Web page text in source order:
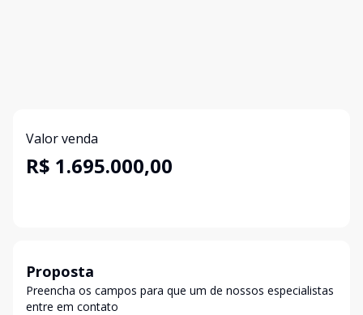
Valor venda
R$ 1.695.000,00
Proposta
Preencha os campos para que um de nossos especialistas
entre em contato